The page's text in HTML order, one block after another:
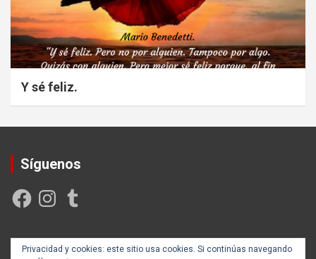
Y sé feliz.
Síguenos
FacebookInstagramTumblr
Privacidad y cookies: este sitio usa cookies. Si continúas navegando
Creada y posicionada por Rogama Informática